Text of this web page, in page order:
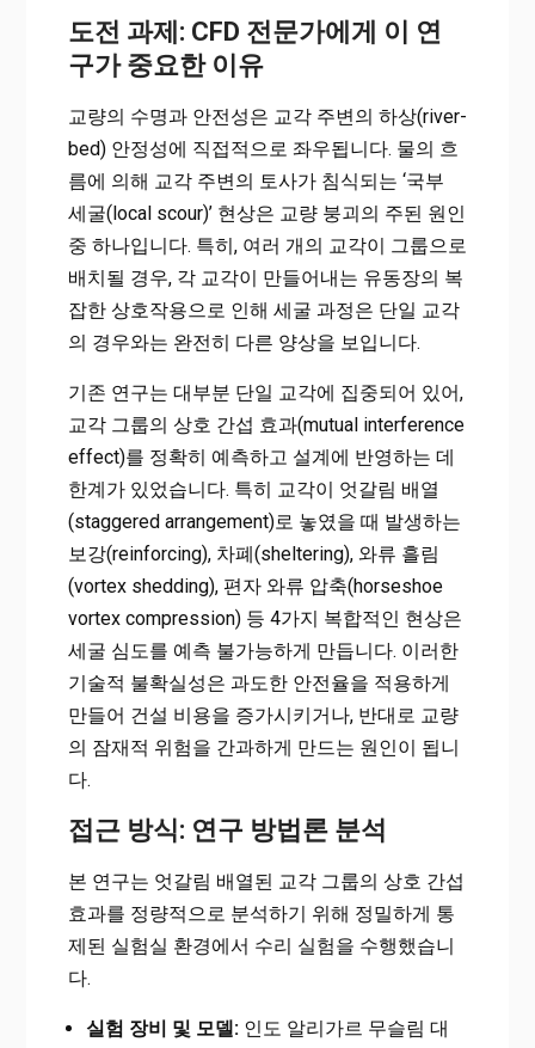
도전 과제: CFD 전문가에게 이 연
구가 중요한 이유
교량의 수명과 안전성은 교각 주변의 하상(river-
bed) 안정성에 직접적으로 좌우됩니다. 물의 흐
름에 의해 교각 주변의 토사가 침식되는 ‘국부
세굴(local scour)’ 현상은 교량 붕괴의 주된 원인
중 하나입니다. 특히, 여러 개의 교각이 그룹으로
배치될 경우, 각 교각이 만들어내는 유동장의 복
잡한 상호작용으로 인해 세굴 과정은 단일 교각
의 경우와는 완전히 다른 양상을 보입니다.
기존 연구는 대부분 단일 교각에 집중되어 있어,
교각 그룹의 상호 간섭 효과(mutual interference
effect)를 정확히 예측하고 설계에 반영하는 데
한계가 있었습니다. 특히 교각이 엇갈림 배열
(staggered arrangement)로 놓였을 때 발생하는
보강(reinforcing), 차폐(sheltering), 와류 흘림
(vortex shedding), 편자 와류 압축(horseshoe
vortex compression) 등 4가지 복합적인 현상은
세굴 심도를 예측 불가능하게 만듭니다. 이러한
기술적 불확실성은 과도한 안전율을 적용하게
만들어 건설 비용을 증가시키거나, 반대로 교량
의 잠재적 위험을 간과하게 만드는 원인이 됩니
다.
접근 방식: 연구 방법론 분석
본 연구는 엇갈림 배열된 교각 그룹의 상호 간섭
효과를 정량적으로 분석하기 위해 정밀하게 통
제된 실험실 환경에서 수리 실험을 수행했습니
다.
실험 장비 및 모델:인도 알리가르 무슬림 대